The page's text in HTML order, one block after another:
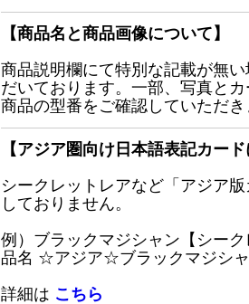
【商品名と商品画像について】
商品説明欄にて特別な記載が無
だいております。一部、写真と
商品の型番をご確認していただ
【アジア圏向け日本語表記カード
シークレットレアなど「アジア
しておりません。
例）ブラックマジシャン【シー
品名 ☆アジア☆ブラックマジシャ
詳細は こちら